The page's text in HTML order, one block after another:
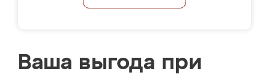
Ваша выгода при